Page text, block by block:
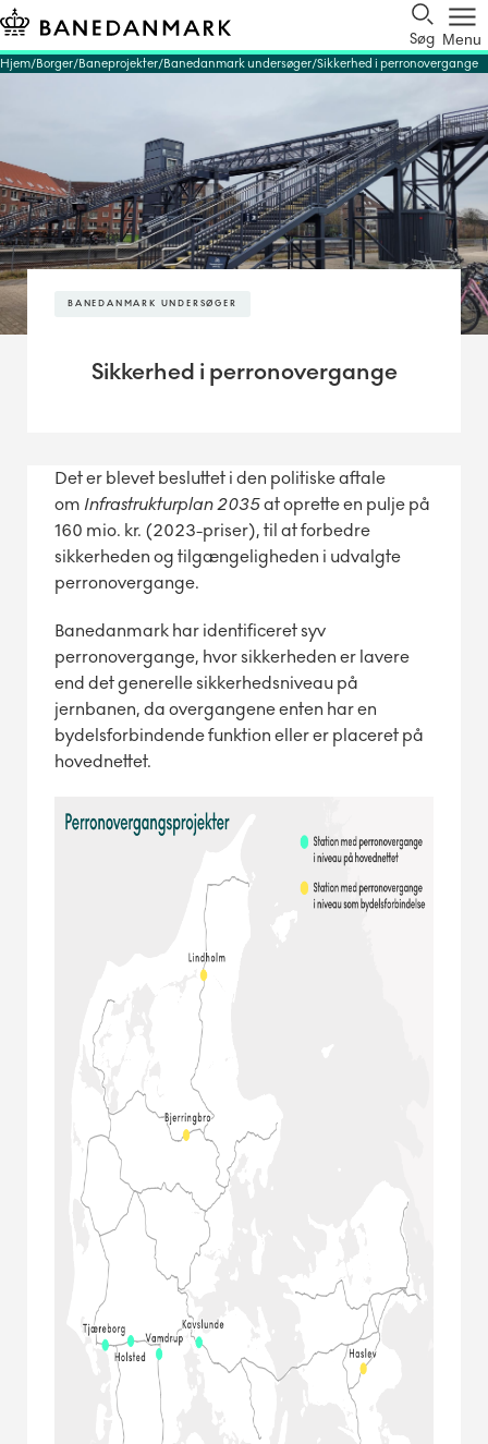
Søg Menu
Hjem Borger Baneprojekter Banedanmark undersøger Sikkerhed i perronovergange
BANEDANMARK UNDERSØGER
Sikkerhed i perronovergange
Det er blevet besluttet i den politiske aftale
om Infrastrukturplan 2035at oprette en pulje på
160 mio. kr. (2023-priser), til at forbedre
sikkerheden og tilgængeligheden i udvalgte
perronovergange.
Banedanmark har identificeret syv
perronovergange, hvor sikkerheden er lavere
end det generelle sikkerhedsniveau på
jernbanen, da overgangene enten har en
bydelsforbindende funktion eller er placeret på
hovednettet.